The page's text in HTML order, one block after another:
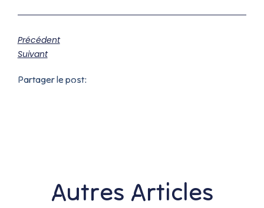
Précédent
Suivant
Partager le post:
Autres Articles